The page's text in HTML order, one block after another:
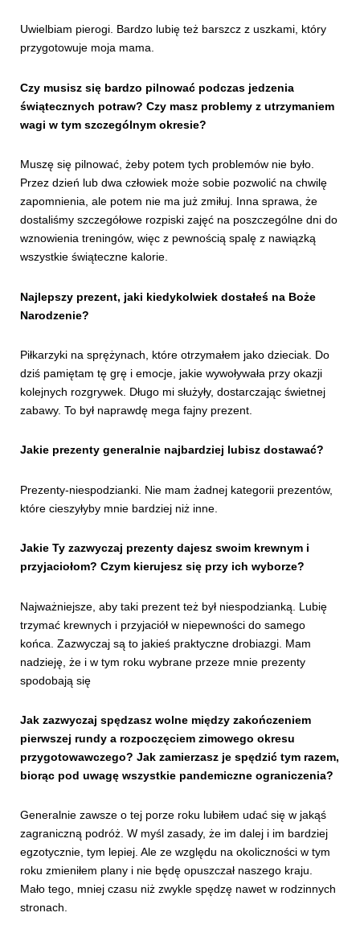
Uwielbiam pierogi. Bardzo lubię też barszcz z uszkami, który
przygotowuje moja mama.
Czy musisz się bardzo pilnować podczas jedzenia
świątecznych potraw? Czy masz problemy z utrzymaniem
wagi w tym szczególnym okresie?
Muszę się pilnować, żeby potem tych problemów nie było.
Przez dzień lub dwa człowiek może sobie pozwolić na chwilę
zapomnienia, ale potem nie ma już zmiłuj. Inna sprawa, że
dostaliśmy szczegółowe rozpiski zajęć na poszczególne dni do
wznowienia treningów, więc z pewnością spalę z nawiązką
wszystkie świąteczne kalorie.
Najlepszy prezent, jaki kiedykolwiek dostałeś na Boże
Narodzenie?
Piłkarzyki na sprężynach, które otrzymałem jako dzieciak. Do
dziś pamiętam tę grę i emocje, jakie wywoływała przy okazji
kolejnych rozgrywek. Długo mi służyły, dostarczając świetnej
zabawy. To był naprawdę mega fajny prezent.
Jakie prezenty generalnie najbardziej lubisz dostawać?
Prezenty-niespodzianki. Nie mam żadnej kategorii prezentów,
które cieszyłyby mnie bardziej niż inne.
Jakie Ty zazwyczaj prezenty dajesz swoim krewnym i
przyjaciołom? Czym kierujesz się przy ich wyborze?
Najważniejsze, aby taki prezent też był niespodzianką. Lubię
trzymać krewnych i przyjaciół w niepewności do samego
końca. Zazwyczaj są to jakieś praktyczne drobiazgi. Mam
nadzieję, że i w tym roku wybrane przeze mnie prezenty
spodobają się
Jak zazwyczaj spędzasz wolne między zakończeniem
pierwszej rundy a rozpoczęciem zimowego okresu
przygotowawczego? Jak zamierzasz je spędzić tym razem,
biorąc pod uwagę wszystkie pandemiczne ograniczenia?
Generalnie zawsze o tej porze roku lubiłem udać się w jakąś
zagraniczną podróż. W myśl zasady, że im dalej i im bardziej
egzotycznie, tym lepiej. Ale ze względu na okoliczności w tym
roku zmieniłem plany i nie będę opuszczał naszego kraju.
Mało tego, mniej czasu niż zwykle spędzę nawet w rodzinnych
stronach.